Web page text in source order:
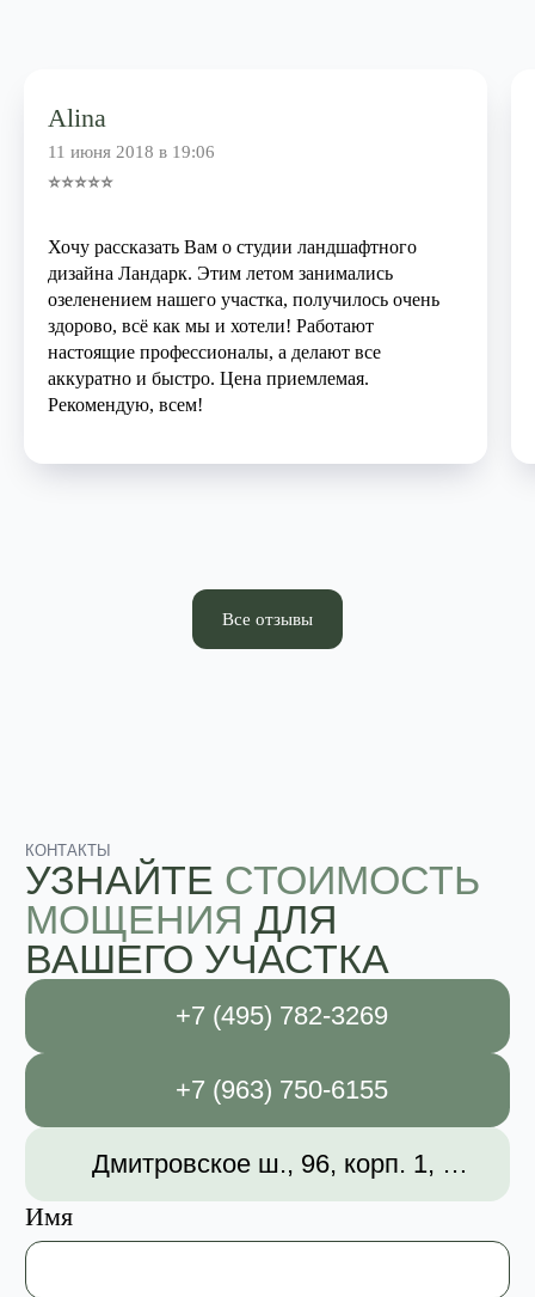
Alina
11 июня 2018 в 19:06
⭐⭐⭐⭐⭐
Хочу рассказать Вам о студии ландшафтного
дизайна Ландарк. Этим летом занимались
озеленением нашего участка, получилось очень
здорово, всё как мы и хотели! Работают
настоящие профессионалы, а делают все
аккуратно и быстро. Цена приемлемая.
Рекомендую, всем!
Все отзывы